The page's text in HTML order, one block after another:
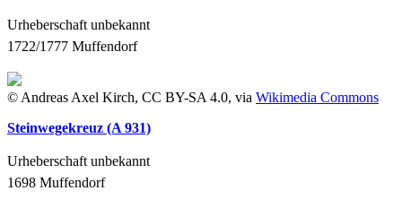
Urheberschaft unbekannt
1722/1777 Muffendorf
© Andreas Axel Kirch, CC BY-SA 4.0, via Wikimedia Commons
Steinwegekreuz (A 931)
Urheberschaft unbekannt
1698 Muffendorf